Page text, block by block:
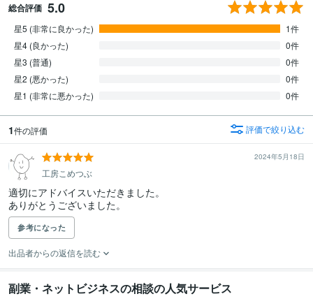
総合評価 5.0
星5 (非常に良かった)
1件
星4 (良かった)
0件
星3 (普通)
0件
星2 (悪かった)
0件
星1 (非常に悪かった)
0件
1件の評価 評価で絞り込む
2024年5月18日
工房こめつぶ
適切にアドバイスいただきました。
ありがとうございました。
参考になった
出品者からの返信を読む
副業・ネットビジネスの相談の人気サービス